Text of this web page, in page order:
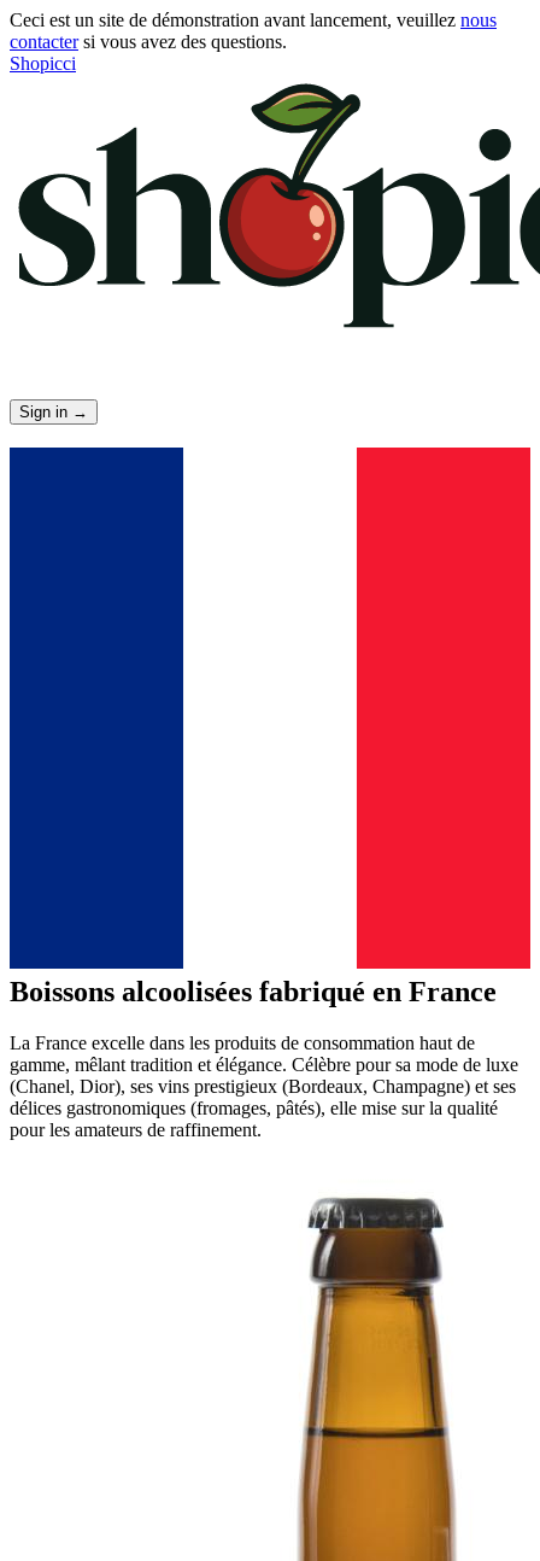
Ceci est un site de démonstration avant lancement, veuillez nous
contactersi vous avez des questions.
Shopicci
Sign in →
Boissons alcoolisées fabriqué en France
La France excelle dans les produits de consommation haut de
gamme, mêlant tradition et élégance. Célèbre pour sa mode de luxe
(Chanel, Dior), ses vins prestigieux (Bordeaux, Champagne) et ses
délices gastronomiques (fromages, pâtés), elle mise sur la qualité
pour les amateurs de raffinement.